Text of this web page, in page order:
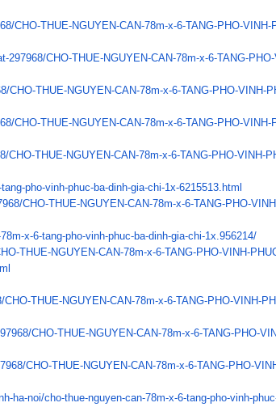
CHO-THUE-NGUYEN-CAN-78m-x-6-TANG-PHO-VINH-
297968/CHO-THUE-NGUYEN-CAN-78m-x-6-TANG-
CHO-THUE-NGUYEN-CAN-78m-x-6-TANG-PHO-VINH-
CHO-THUE-NGUYEN-CAN-78m-x-6-TANG-PHO-VINH-
CHO-THUE-NGUYEN-CAN-78m-x-6-TANG-PHO-VINH-
pho-vinh-phuc-ba-dinh-gia-chi-1x-6215513.html
CHO-THUE-NGUYEN-CAN-78m-x-6-TANG-PHO-
x-6-tang-pho-vinh-phuc-ba-dinh-gia-chi-1x.956214/
THUE-NGUYEN-CAN-78m-x-6-TANG-PHO-VINH-
CHO-THUE-NGUYEN-CAN-78m-x-6-TANG-PHO-VINH-
CHO-THUE-NGUYEN-CAN-78m-x-6-TANG-PHO-
CHO-THUE-NGUYEN-CAN-78m-x-6-TANG-PHO-
ha-noi/cho-thue-nguyen-can-78m-x-6-tang-pho-vinh-